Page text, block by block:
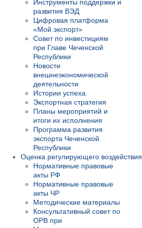
Инструменты поддержки и
развития ВЭД
Цифровая платформа
«Мой экспорт»
Совет по инвестициям
при Главе Чеченской
Республики
Новости
внешнеэкономической
деятельности
Истории успеха
Экспортная стратегия
Планы мероприятий и
итоги их исполнения
Программа развития
экспорта Чеченской
Республики
Оценка регулирующего воздействия
Нормативные правовые
акты РФ
Нормативные правовые
акты ЧР
Методические материалы
Консультативный совет по
ОРВ при